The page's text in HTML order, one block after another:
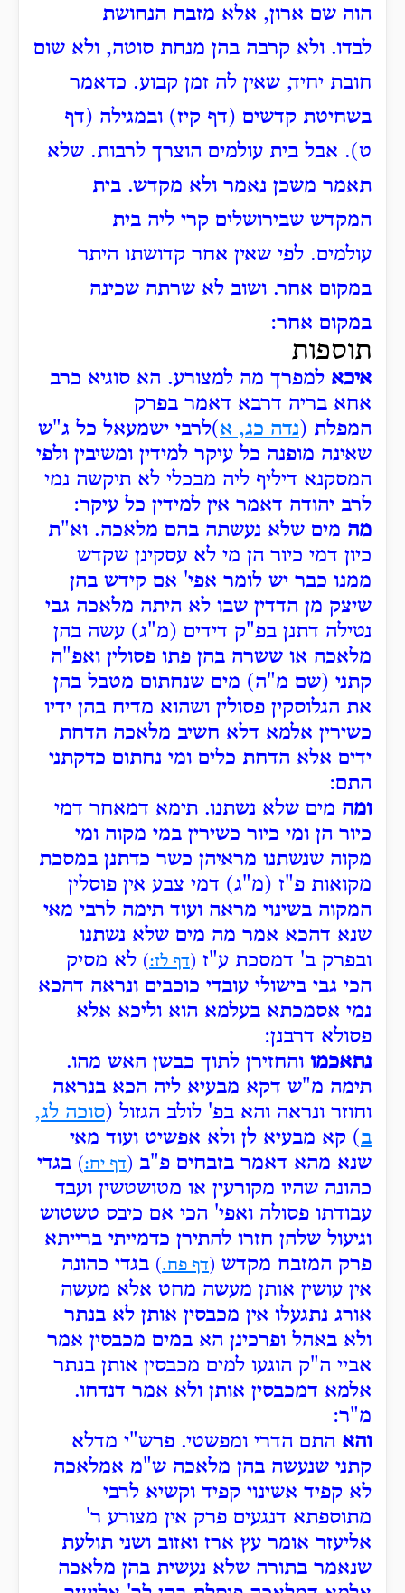
הוה שם ארון, אלא מזבח הנחושת
לבדו. ולא קרבה בהן מנחת סוטה, ולא שום
חובת יחיד, שאין לה זמן קבוע. כדאמר
בשחיטת קדשים (דף קיז) ובמגילה (דף
ט). אבל בית עולמים הוצרך לרבות. שלא
תאמר משכן נאמר ולא מקדש. בית
המקדש שבירושלים קרי ליה בית
עולמים. לפי שאין אחר קדושתו היתר
במקום אחר. ושוב לא שרתה שכינה
במקום אחר:
תוספות
איכא למפרך מה למצורע. הא סוגיא כרב
אחא בריה דרבא דאמר בפרק
המפלת (נדה כג, א)לרבי ישמעאל כל ג"ש
שאינה מופנה כל עיקר למידין ומשיבין ולפי
המסקנא דיליף ליה מבכלי לא תיקשה נמי
לרב יהודה דאמר אין למידין כל עיקר:
מה מים שלא נעשתה בהם מלאכה. וא"ת
כיון דמי כיור הן מי לא עסקינן שקדש
ממנו כבר יש לומר אפי' אם קידש בהן
שיצק מן הדדין שבו לא היתה מלאכה גבי
נטילה דתנן בפ"ק דידים (מ"ג) עשה בהן
מלאכה או ששרה בהן פתו פסולין ואפ"ה
קתני (שם מ"ה) מים שנחתום מטבל בהן
את הגלוסקין פסולין ושהוא מדיח בהן ידיו
כשירין אלמא דלא חשיב מלאכה הדחת
ידים אלא הדחת כלים ומי נחתום כדקתני
התם:
ומה מים שלא נשתנו. תימא דמאחר דמי
כיור הן ומי כיור כשירין במי מקוה ומי
מקוה שנשתנו מראיהן כשר כדתנן במסכת
מקואות פ"ז (מ"ג) דמי צבע אין פוסלין
המקוה בשינוי מראה ועוד תימה לרבי מאי
שנא דהכא אמר מה מים שלא נשתנו
ובפרק ב' דמסכת ע"ז ( דף לז: ) לא מסיק
הכי גבי בישולי עובדי כוכבים ונראה דהכא
נמי אסמכתא בעלמא הוא וליכא אלא
פסולא דרבנן:
נתאכמו והחזירן לתוך כבשן האש מהו.
תימה מ"ש דקא מבעיא ליה הכא בנראה
וחוזר ונראה והא בפ' לולב הגזול (סוכה לג,
ב) קא מבעיא לן ולא אפשיט ועוד מאי
שנא מהא דאמר בזבחים פ"ב ( דף יח: ) בגדי
כהונה שהיו מקורעין או מטושטשין ועבד
עבודתו פסולה ואפי' הכי אם כיבס טשטוש
וגיעול שלהן חזרו להתירן כדמייתי ברייתא
פרק המזבח מקדש ( דף פח. ) בגדי כהונה
אין עושין אותן מעשה מחט אלא מעשה
אורג נתגעלו אין מכבסין אותן לא בנתר
ולא באהל ופרכינן הא במים מכבסין אמר
אביי ה"ק הוגעו למים מכבסין אותן בנתר
אלמא דמכבסין אותן ולא אמר דנדחו.
מ"ר:
והא התם הדרי ומפשטי. פרש"י מדלא
קתני שנעשה בהן מלאכה ש"מ אמלאכה
לא קפיד אשינוי קפיד וקשיא לרבי
מתוספתא דנגעים פרק אין מצורע ר'
אליעזר אומר עץ ארז ואזוב ושני תולעת
שנאמר בתורה שלא נעשית בהן מלאכה